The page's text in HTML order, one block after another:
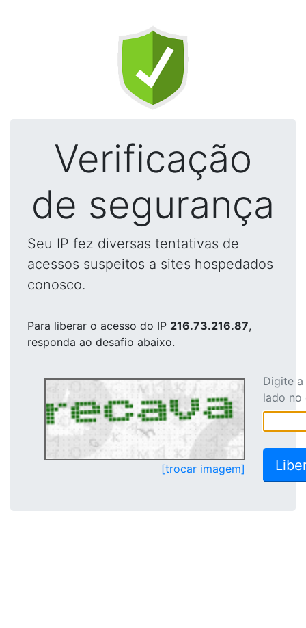
Verificação
de segurança
Seu IP fez diversas tentativas de
acessos suspeitos a sites hospedados
conosco.
Para liberar o acesso do IP 216.73.216.87,
responda ao desafio abaixo.
[trocar imagem]
Digite
lado no